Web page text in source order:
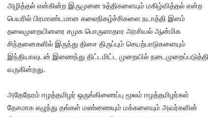
அழித்தல் என்கின்ற இருமுனை உத்திகளையும் மகிழ்வித்தல் என்ற
பெயரில் பிரமாண்டமான கலைநிகழ்ச்சிகளை நடாத்தி இளம்
தலைமுறையினரை சமுக பொருளாதார அரசியல் ஆன்மிக
சிந்தனைகளில் இருந்து திசை திருப்பும் செயற்பாடுகளையும்
இந்தியாவுடன் இணைந்து திட்டமிட்ட முறையில் நடைமுறைப்படுத்தி
வருகின்றது.
அதேநேரம் ஈழத்தமிழர் ஒருங்கிணைப்பு மூலம் ஈழத்தமிழர்கள்
தேசமாக எழுந்து தங்கள் மண்ணையும் மக்களையும் அவர்களின்